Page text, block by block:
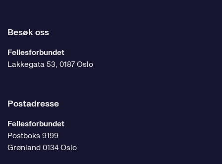
Besøk oss
Fellesforbundet
Lakkegata 53, 0187 Oslo
Postadresse
Fellesforbundet
Postboks 9199
Grønland 0134 Oslo